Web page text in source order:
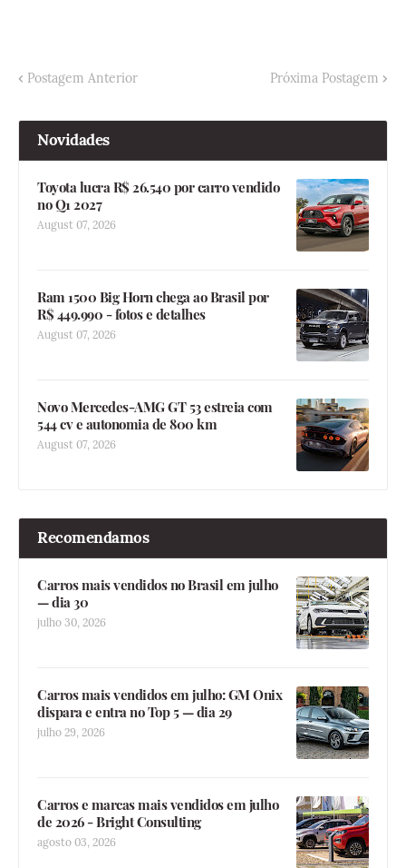
Postagem Anterior Próxima Postagem
Novidades
Toyota lucra R$ 26.540 por carro vendido
no Q1 2027
August 07, 2026
Ram 1500 Big Horn chega ao Brasil por
R$ 449.990 - fotos e detalhes
August 07, 2026
Novo Mercedes-AMG GT 53 estreia com
544 cv e autonomia de 800 km
August 07, 2026
Recomendamos
Carros mais vendidos no Brasil em julho
— dia 30
julho 30, 2026
Carros mais vendidos em julho: GM Onix
dispara e entra no Top 5 — dia 29
julho 29, 2026
Carros e marcas mais vendidos em julho
de 2026 - Bright Consulting
agosto 03, 2026